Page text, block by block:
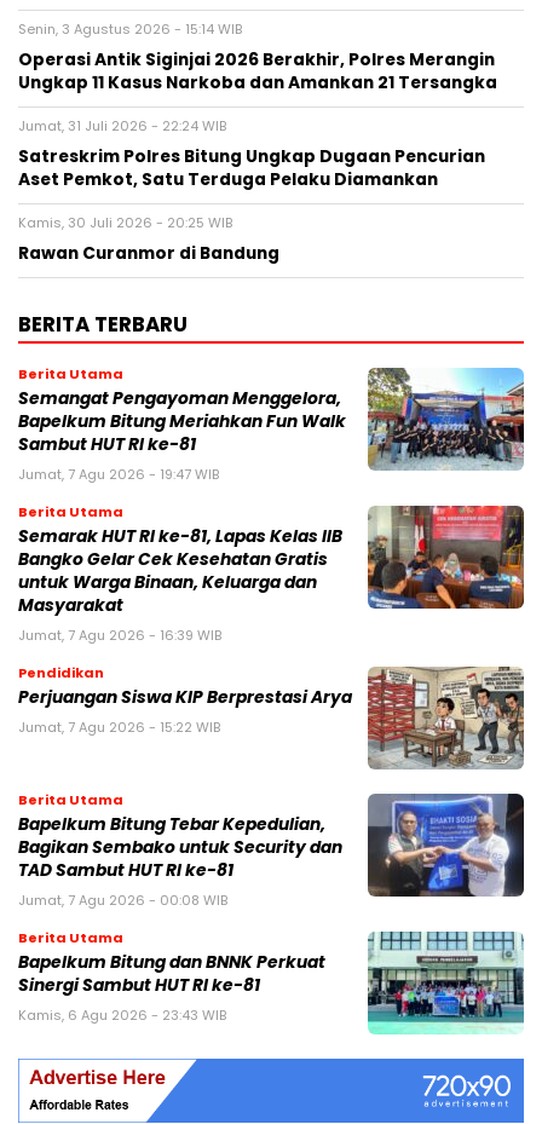
Senin, 3 Agustus 2026 - 15:14 WIB
Operasi Antik Siginjai 2026 Berakhir, Polres Merangin
Ungkap 11 Kasus Narkoba dan Amankan 21 Tersangka
Jumat, 31 Juli 2026 - 22:24 WIB
Satreskrim Polres Bitung Ungkap Dugaan Pencurian
Aset Pemkot, Satu Terduga Pelaku Diamankan
Kamis, 30 Juli 2026 - 20:25 WIB
Rawan Curanmor di Bandung
BERITA TERBARU
Berita Utama
Semangat Pengayoman Menggelora,
Bapelkum Bitung Meriahkan Fun Walk
Sambut HUT RI ke-81
Jumat, 7 Agu 2026 - 19:47 WIB
Berita Utama
Semarak HUT RI ke-81, Lapas Kelas IIB
Bangko Gelar Cek Kesehatan Gratis
untuk Warga Binaan, Keluarga dan
Masyarakat
Jumat, 7 Agu 2026 - 16:39 WIB
Pendidikan
Perjuangan Siswa KIP Berprestasi Arya
Jumat, 7 Agu 2026 - 15:22 WIB
Berita Utama
Bapelkum Bitung Tebar Kepedulian,
Bagikan Sembako untuk Security dan
TAD Sambut HUT RI ke-81
Jumat, 7 Agu 2026 - 00:08 WIB
Berita Utama
Bapelkum Bitung dan BNNK Perkuat
Sinergi Sambut HUT RI ke-81
Kamis, 6 Agu 2026 - 23:43 WIB